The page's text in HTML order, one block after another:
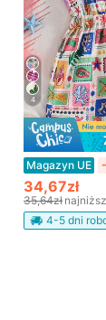
4
Magazyn UE
34,67zł
35,64zł
4-5 dni